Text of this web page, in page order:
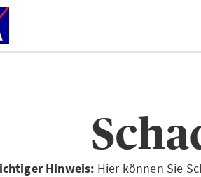
Hinweis: Hier können Sie